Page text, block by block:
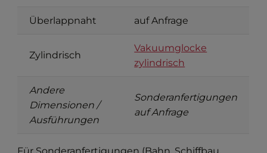
Überlappnaht auf Anfrage
Zylindrisch
Vakuumglocke
zylindrisch
Andere
Dimensionen /
Ausführungen
Sonderanfertigungen
auf Anfrage
Für Sonderanfertigungen (Bahn, Schiffbau,